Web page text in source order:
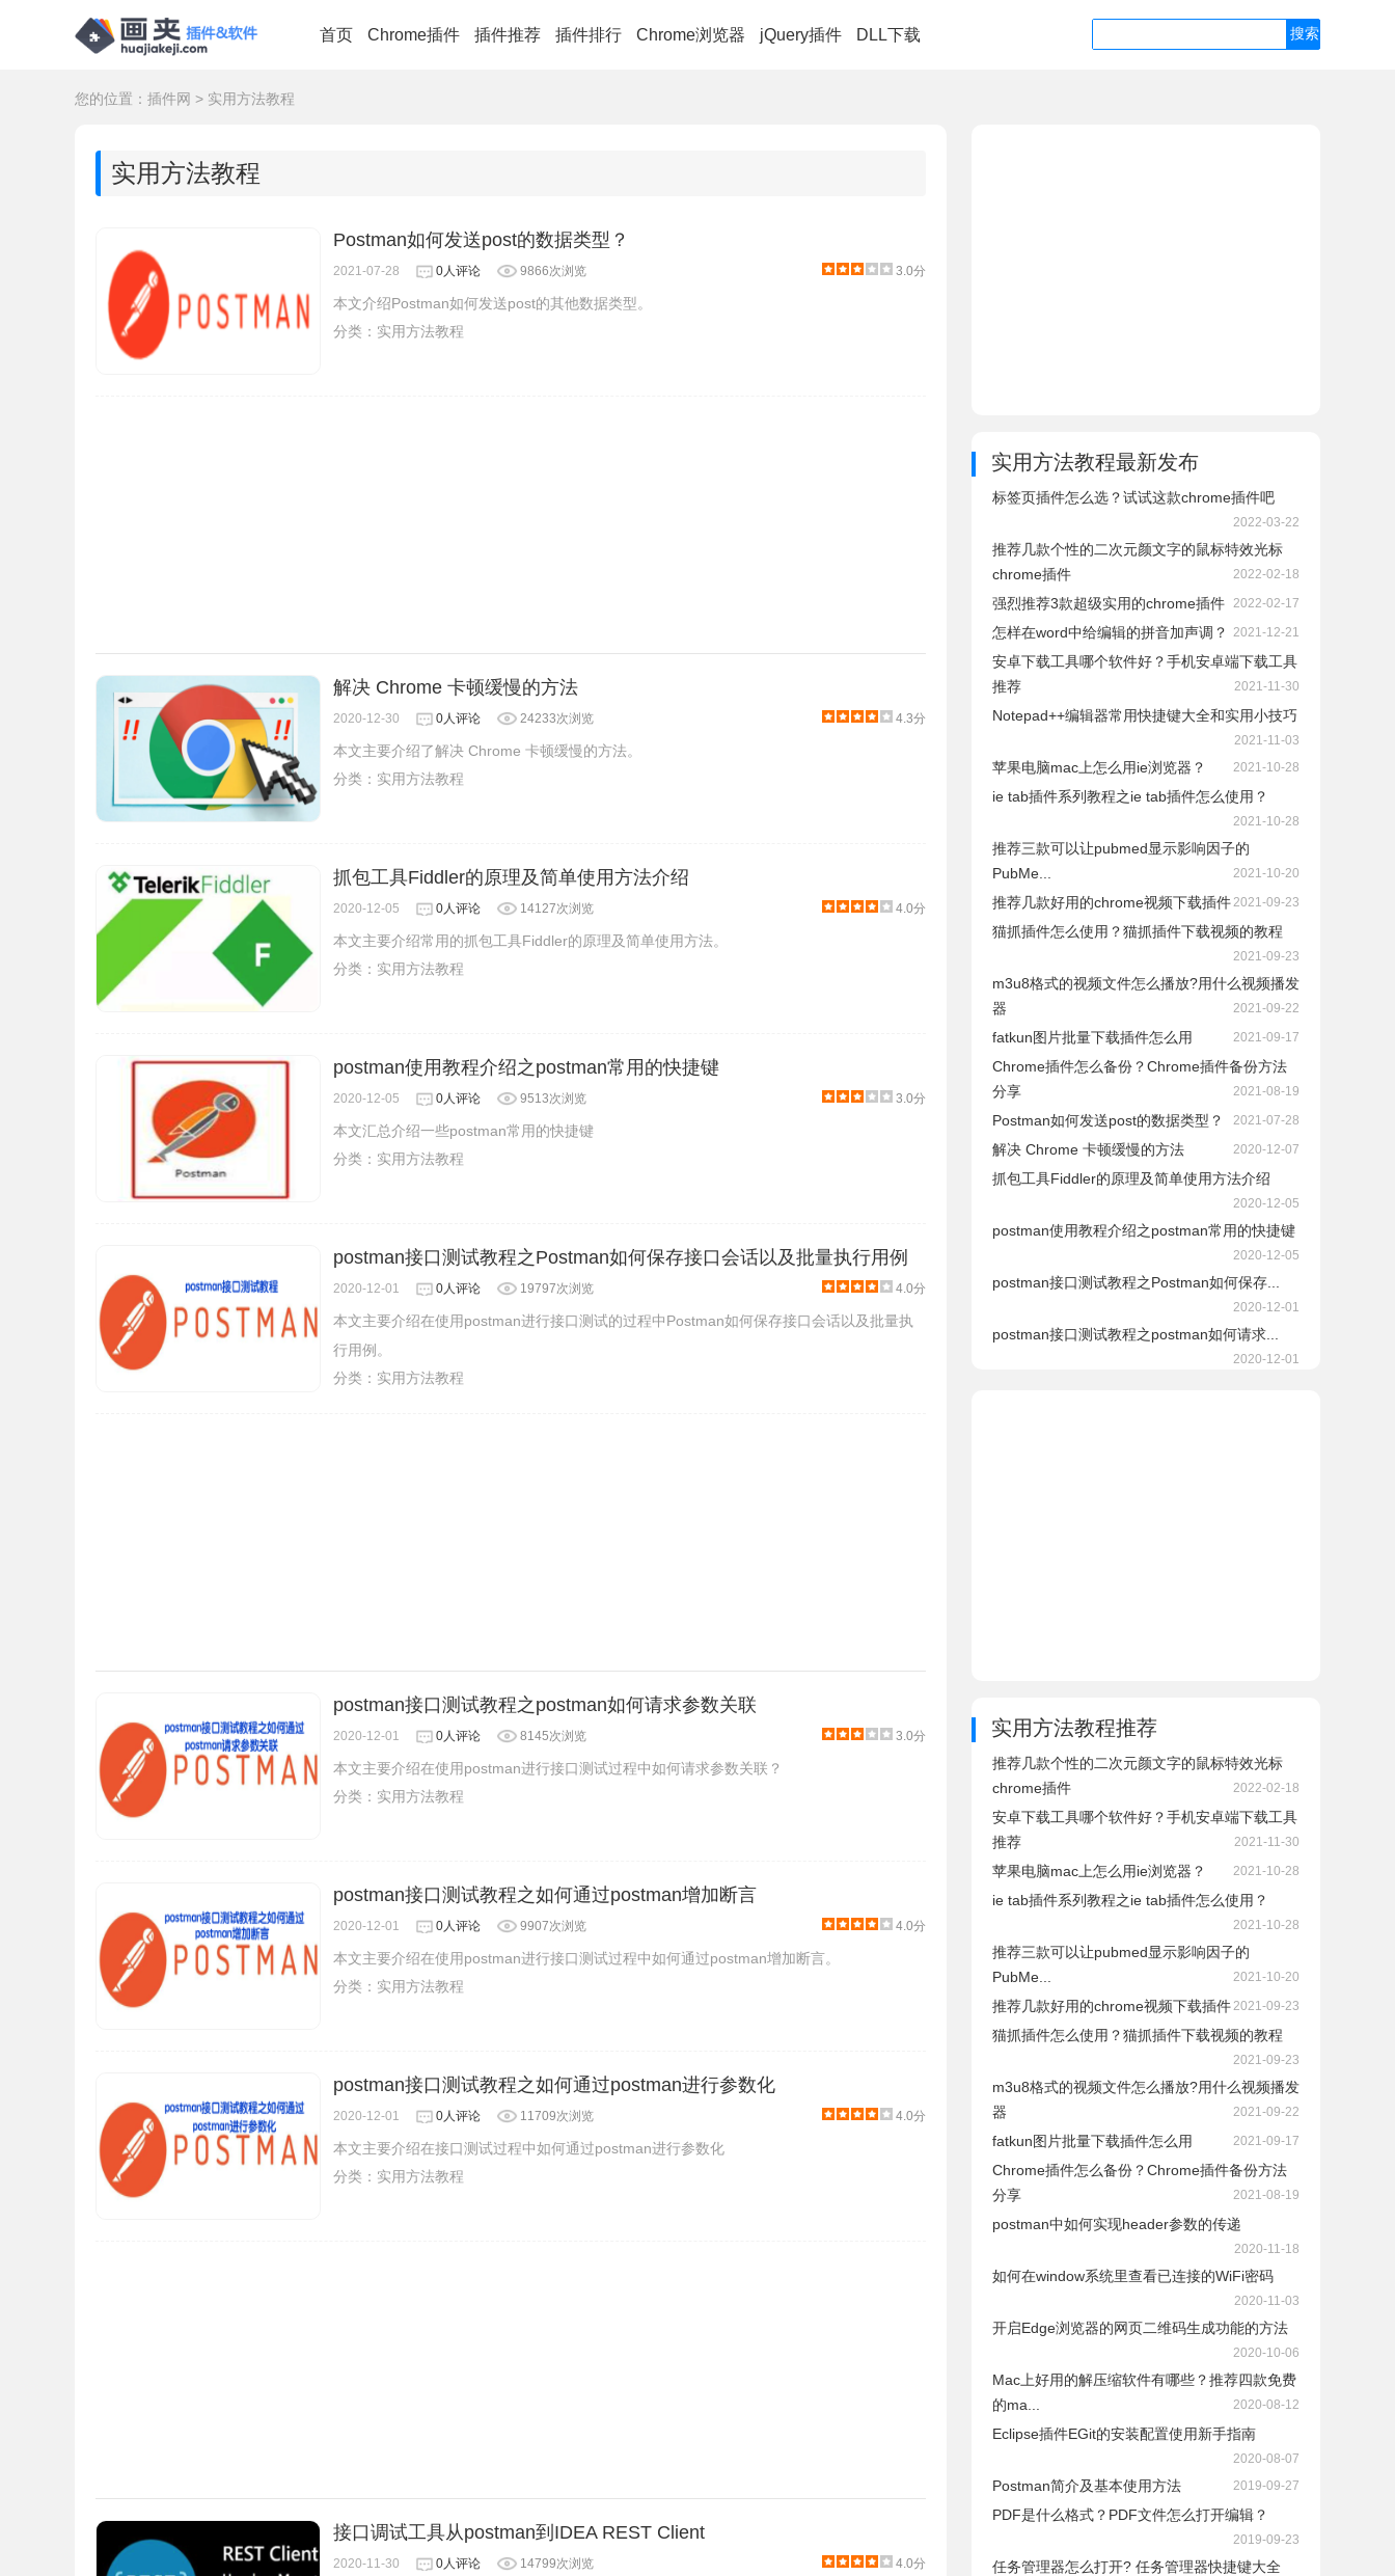
首页 Chrome插件 插件推荐 插件排行 Chrome浏览器 jQuery插件 DLL下载
您的位置： 插件网 > 实用方法教程
实用方法教程
Postman如何发送post的数据类型？
2021-07-28 0人评论 9866次浏览 3.0分
本文介绍Postman如何发送post的其他数据类型。
分类： 实用方法教程
解决 Chrome 卡顿缓慢的方法
2020-12-30 0人评论 24233次浏览 4.3分
本文主要介绍了解决 Chrome 卡顿缓慢的方法。
分类： 实用方法教程
抓包工具Fiddler的原理及简单使用方法介绍
2020-12-05 0人评论 14127次浏览 4.0分
本文主要介绍常用的抓包工具Fiddler的原理及简单使用方法。
分类： 实用方法教程
postman使用教程介绍之postman常用的快捷键
2020-12-05 0人评论 9513次浏览 3.0分
本文汇总介绍一些postman常用的快捷键
分类： 实用方法教程
postman接口测试教程之Postman如何保存接口会话以及批量执行用例
2020-12-01 0人评论 19797次浏览 4.0分
本文主要介绍在使用postman进行接口测试的过程中Postman如何保存接口会话以及批量执
行用例。
分类： 实用方法教程
postman接口测试教程之postman如何请求参数关联
2020-12-01 0人评论 8145次浏览 3.0分
本文主要介绍在使用postman进行接口测试过程中如何请求参数关联？
分类： 实用方法教程
postman接口测试教程之如何通过postman增加断言
2020-12-01 0人评论 9907次浏览 4.0分
本文主要介绍在使用postman进行接口测试过程中如何通过postman增加断言。
分类： 实用方法教程
postman接口测试教程之如何通过postman进行参数化
2020-12-01 0人评论 11709次浏览 4.0分
本文主要介绍在接口测试过程中如何通过postman进行参数化
分类： 实用方法教程
接口调试工具从postman到IDEA REST Client
2020-11-30 0人评论 14799次浏览 4.0分
实用方法教程最新发布
标签页插件怎么选？试试这款chrome插件吧
2022-03-22
推荐几款个性的二次元颜文字的鼠标特效光标
chrome插件
2022-02-18
强烈推荐3款超级实用的chrome插件 2022-02-17
怎样在word中给编辑的拼音加声调？ 2021-12-21
安卓下载工具哪个软件好？手机安卓端下载工具
推荐
2021-11-30
Notepad++编辑器常用快捷键大全和实用小技巧
2021-11-03
苹果电脑mac上怎么用ie浏览器？ 2021-10-28
ie tab插件系列教程之ie tab插件怎么使用？
2021-10-28
推荐三款可以让pubmed显示影响因子的
PubMe...
2021-10-20
推荐几款好用的chrome视频下载插件2021-09-23
猫抓插件怎么使用？猫抓插件下载视频的教程
2021-09-23
m3u8格式的视频文件怎么播放?用什么视频播发
器
2021-09-22
fatkun图片批量下载插件怎么用 2021-09-17
Chrome插件怎么备份？Chrome插件备份方法
分享
2021-08-19
Postman如何发送post的数据类型？ 2021-07-28
解决 Chrome 卡顿缓慢的方法 2020-12-07
抓包工具Fiddler的原理及简单使用方法介绍
2020-12-05
postman使用教程介绍之postman常用的快捷键
2020-12-05
postman接口测试教程之Postman如何保存...
2020-12-01
postman接口测试教程之postman如何请求...
2020-12-01
实用方法教程推荐
推荐几款个性的二次元颜文字的鼠标特效光标
chrome插件
2022-02-18
安卓下载工具哪个软件好？手机安卓端下载工具
推荐
2021-11-30
苹果电脑mac上怎么用ie浏览器？ 2021-10-28
ie tab插件系列教程之ie tab插件怎么使用？
2021-10-28
推荐三款可以让pubmed显示影响因子的
PubMe...
2021-10-20
推荐几款好用的chrome视频下载插件2021-09-23
猫抓插件怎么使用？猫抓插件下载视频的教程
2021-09-23
m3u8格式的视频文件怎么播放?用什么视频播发
器
2021-09-22
fatkun图片批量下载插件怎么用 2021-09-17
Chrome插件怎么备份？Chrome插件备份方法
分享
2021-08-19
postman中如何实现header参数的传递
2020-11-18
如何在window系统里查看已连接的WiFi密码
2020-11-03
开启Edge浏览器的网页二维码生成功能的方法
2020-10-06
Mac上好用的解压缩软件有哪些？推荐四款免费
的ma...
2020-08-12
Eclipse插件EGit的安装配置使用新手指南
2020-08-07
Postman简介及基本使用方法 2019-09-27
PDF是什么格式？PDF文件怎么打开编辑？
2019-09-23
任务管理器怎么打开? 任务管理器快捷键大全